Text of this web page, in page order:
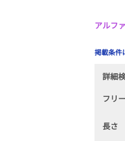
アルフ
掲載条件
詳細
フリ
長さ